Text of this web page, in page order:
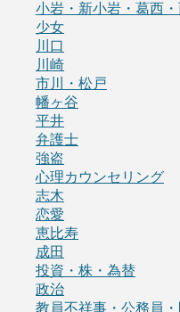
小岩・新小岩・葛西
少女
川口
川崎
市川・松戸
幡ヶ谷
平井
弁護士
強盗
心理カウンセリング
志木
恋愛
恵比寿
成田
投資・株・為替
政治
教員不祥事・公務員